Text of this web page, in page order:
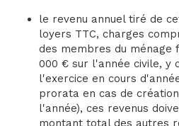
le revenu annuel tiré de
loyers TTC, charges
des membres du ménage
000 € sur l'année civile, y
l'exercice en cours
prorata en cas de
l'année), ces revenus
montant total des autres